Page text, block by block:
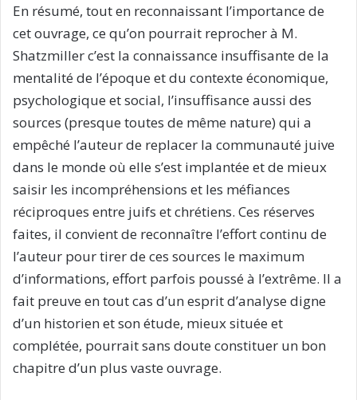
En résumé, tout en reconnaissant l’importance de
cet ouvrage, ce qu’on pourrait reprocher à M.
Shatzmiller c’est la connaissance insuffisante de la
mentalité de l’époque et du contexte économique,
psychologique et social, l’insuffisance aussi des
sources (presque toutes de même nature) qui a
empêché l’auteur de replacer la communauté juive
dans le monde où elle s’est implantée et de mieux
saisir les incompréhensions et les méfiances
réciproques entre juifs et chrétiens. Ces réserves
faites, il convient de reconnaître l’effort continu de
l’auteur pour tirer de ces sources le maximum
d’informations, effort parfois poussé à l’extrême. Il a
fait preuve en tout cas d’un esprit d’analyse digne
d’un historien et son étude, mieux située et
complétée, pourrait sans doute constituer un bon
chapitre d’un plus vaste ouvrage.